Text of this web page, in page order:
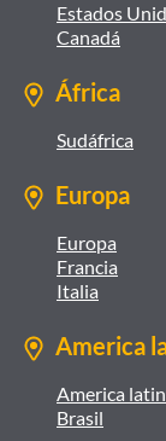
Estados
Canadá
África
Sudáfrica
Europa
Europa
Francia
Italia
America
America
Brasil